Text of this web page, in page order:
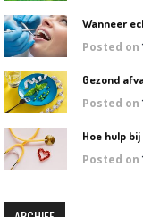
Wanneer
Posted on
Gezond
Posted on
Hoe hulp
Posted on